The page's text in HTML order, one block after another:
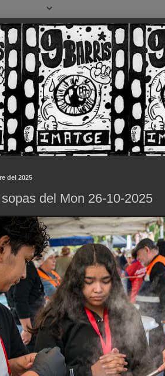
del 2025
del Mon 26-10-2025